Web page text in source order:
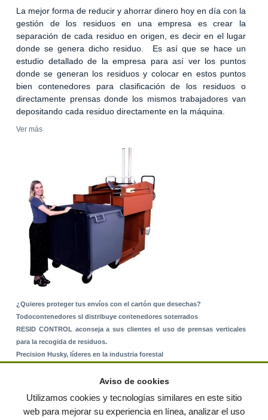
La mejor forma de reducir y ahorrar dinero hoy en día con la
gestión de los residuos en una empresa es crear la
separación de cada residuo en origen, es decir en el lugar
donde se genera dicho residuo. Es así que se hace un
estudio detallado de la empresa para así ver los puntos
donde se generan los residuos y colocar en estos puntos
bien contenedores para clasificación de los residuos o
directamente prensas donde los mismos trabajadores van
depositando cada residuo directamente en la máquina.
Ver más
¿Quieres proteger tus envíos con el cartón que desechas?
Todocontenedores sl distribuye contenedores soterrados
RESID CONTROL aconseja a sus clientes el uso de prensas verticales
para la recogida de residuos.
Precision Husky, líderes en la industria forestal
Aviso de cookies
Utilizamos cookies y tecnologías similares en este sitio
web para mejorar su experiencia en línea, analizar el uso